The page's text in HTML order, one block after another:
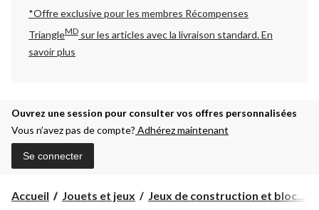
*Offre exclusive pour les membres Récompenses
TriangleMD sur les articles avec la livraison standard.En
savoir plus
Ouvrez une session pour consulter vos offres personnalisées
Vous n’avez pas de compte? Adhérez maintenant
Se connecter
Accueil Jouets et jeux Jeux de construction et bloc...